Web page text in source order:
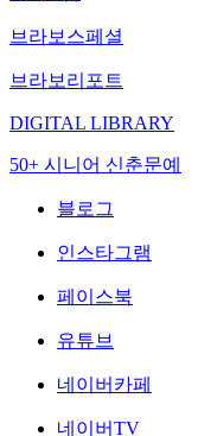
브라보스페셜
브라보리포트
DIGITAL LIBRARY
50+ 시니어 신춘문예
블로그
인스타그램
페이스북
유튜브
네이버카페
네이버TV